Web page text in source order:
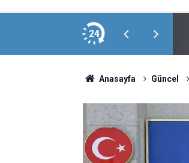
24
Salim Güran Cezaevinden Mektup
Anasayfa Güncel